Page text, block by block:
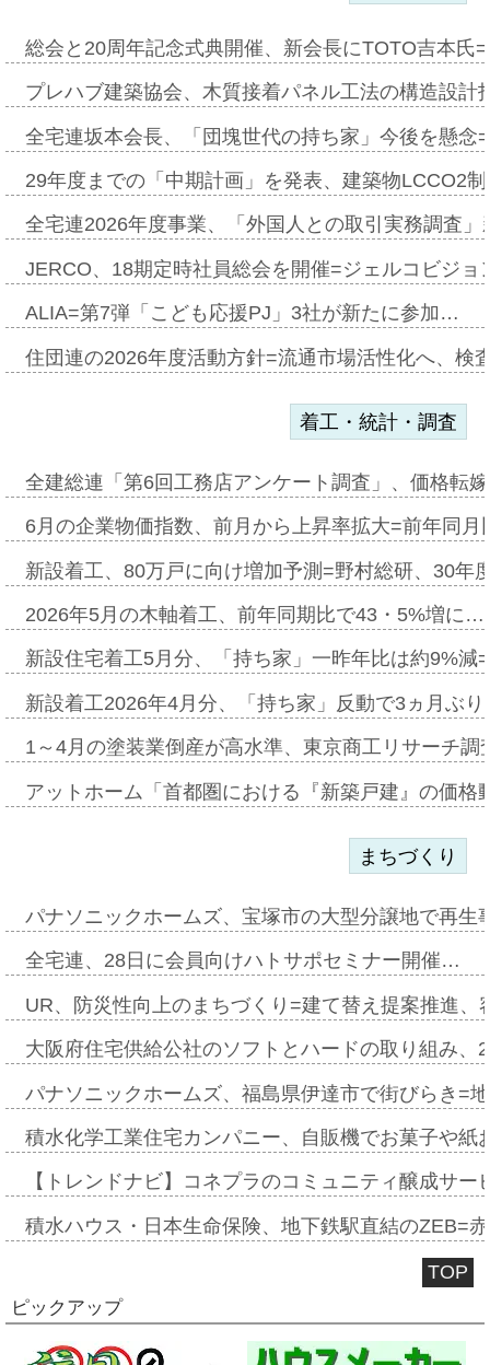
総会と20周年記念式典開催、新会長にTOTO吉本氏
プレハブ建築協会、木質接着パネル工法の構造設
全宅連坂本会長、「団塊世代の持ち家」今後を懸
29年度までの「中期計画」を発表、建築物LCCO2
全宅連2026年度事業、「外国人との取引実務調査
JERCO、18期定時社員総会を開催=ジェルコビジ
ALIA=第7弾「こども応援PJ」3社が新たに参加…
住団連の2026年度活動方針=流通市場活性化へ、検
着工・統計・調査
全建総連「第6回工務店アンケート調査」、価格転
6月の企業物価指数、前月から上昇率拡大=前年同
新設着工、80万戸に向け増加予測=野村総研、30年
2026年5月の木軸着工、前年同期比で43・5%増に…
新設住宅着工5月分、「持ち家」一昨年比は約9%
新設着工2026年4月分、「持ち家」反動で3ヵ月ぶ
1～4月の塗装業倒産が高水準、東京商工リサーチ
アットホーム「首都圏における『新築戸建』の価
まちづくり
パナソニックホームズ、宝塚市の大型分譲地で再
全宅連、28日に会員向けハトサポセミナー開催…
UR、防災性向上のまちづくり=建て替え提案推進
大阪府住宅供給公社のソフトとハードの取り組み
パナソニックホームズ、福島県伊達市で街びらき=
積水化学工業住宅カンパニー、自販機でお菓子や
【トレンドナビ】コネプラのコミュニティ醸成サ
積水ハウス・日本生命保険、地下鉄駅直結のZEB=
TOP
ピックアップ